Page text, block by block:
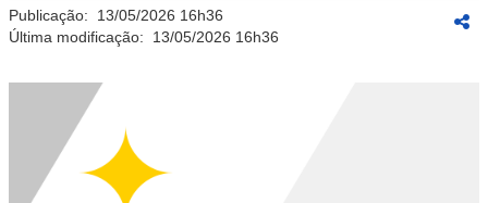
Publicação: 13/05/2026 16h36
Última modificação: 13/05/2026 16h36